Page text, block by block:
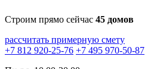
Строим прямо сейчас 45 домов
рассчитать примерную смету
+7 812 920-25-76 +7 495 970-50-87